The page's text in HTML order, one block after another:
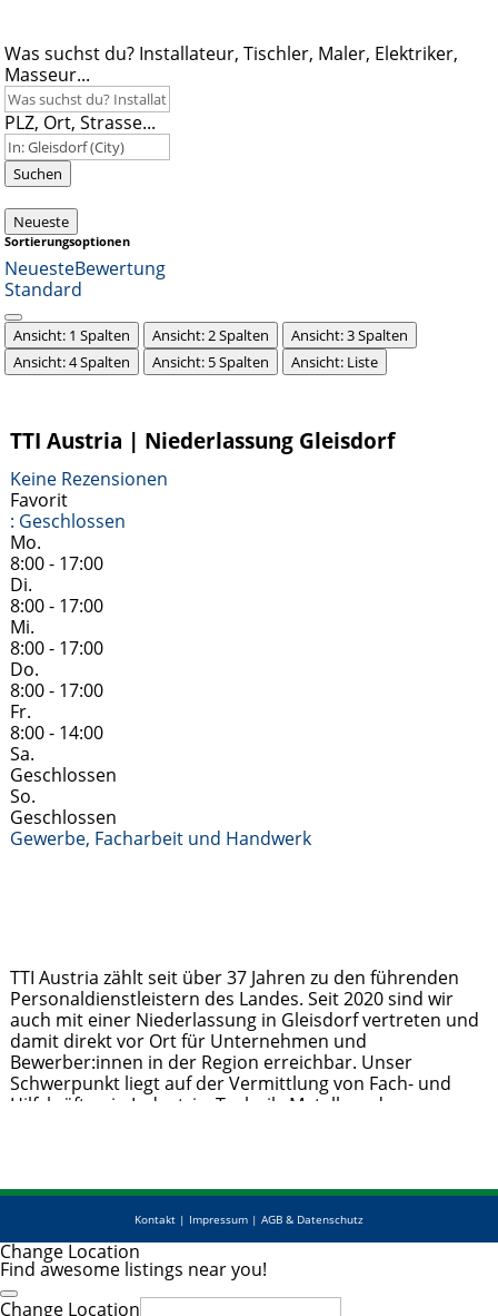
Was suchst du? Installateur, Tischler, Maler, Elektriker,
Masseur...
PLZ, Ort, Strasse...
Suchen
Neueste
Sortierungsoptionen
NeuesteBewertung
Standard
Ansicht: 1 Spalten Ansicht: 2 Spalten
Ansicht: 3 Spalten
Ansicht: 4 Spalten
Ansicht: 5 Spalten Ansicht: Liste
TTI Austria | Niederlassung Gleisdorf
Keine Rezensionen
Favorit
: Geschlossen
Mo.
8:00 - 17:00
Di.
8:00 - 17:00
Mi.
8:00 - 17:00
Do.
8:00 - 17:00
Fr.
8:00 - 14:00
Sa.
Geschlossen
So.
Geschlossen
Gewerbe, Facharbeit und Handwerk
TTI Austria zählt seit über 37 Jahren zu den führenden
Personaldienstleistern des Landes. Seit 2020 sind wir
auch mit einer Niederlassung in Gleisdorf vertreten und
damit direkt vor Ort für Unternehmen und
Bewerber:innen in der Region erreichbar. Unser
Schwerpunkt liegt auf der Vermittlung von Fach- und
Hilfskräften in Industrie, Technik, Metall- und
Kontakt | Impressum | AGB & Datenschutz
Change Location
Find awesome listings near you!
Change Location